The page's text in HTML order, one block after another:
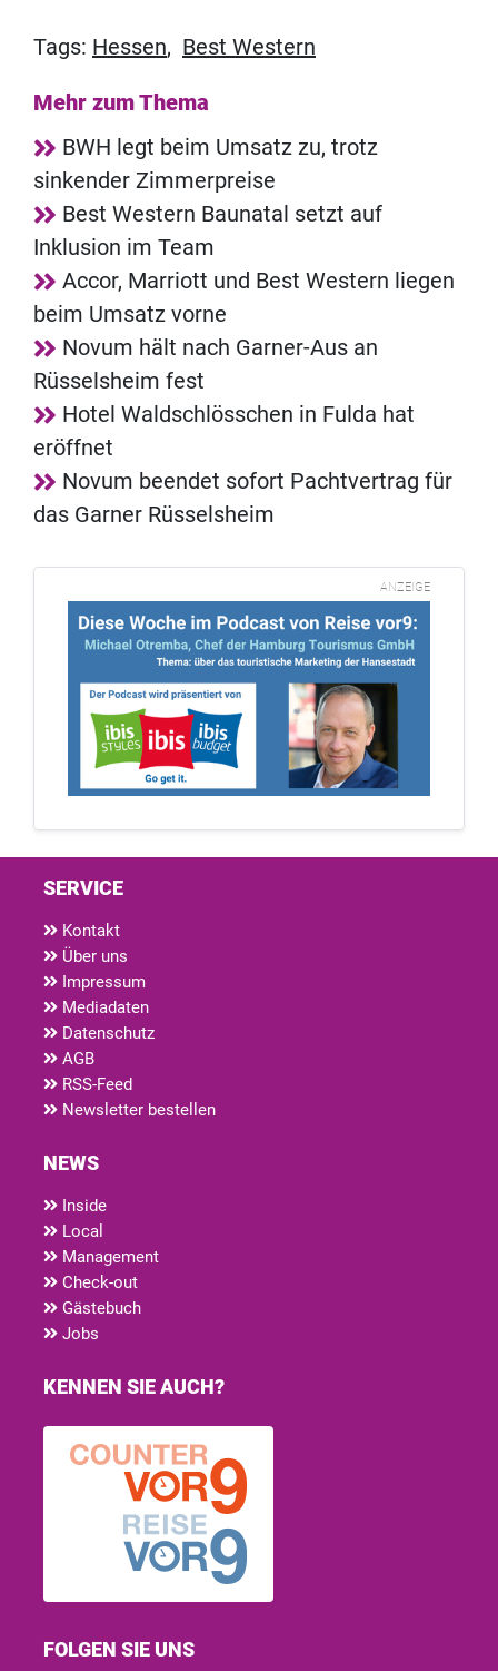
Tags: Hessen, Best Western
Mehr zum Thema
BWH legt beim Umsatz zu, trotz
sinkender Zimmerpreise
Best Western Baunatal setzt auf
Inklusion im Team
Accor, Marriott und Best Western liegen
beim Umsatz vorne
Novum hält nach Garner-Aus an
Rüsselsheim fest
Hotel Waldschlösschen in Fulda hat
eröffnet
Novum beendet sofort Pachtvertrag für
das Garner Rüsselsheim
ANZEIGE
SERVICE
Kontakt
Über uns
Impressum
Mediadaten
Datenschutz
AGB
RSS-Feed
Newsletter bestellen
NEWS
Inside
Local
Management
Check-out
Gästebuch
Jobs
KENNEN SIE AUCH?
FOLGEN SIE UNS